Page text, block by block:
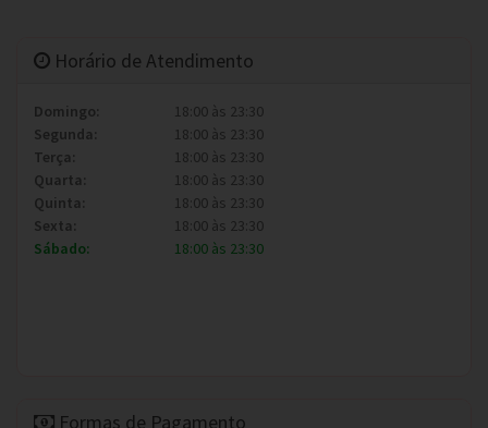
Horário de Atendimento
Domingo:
18:00 às 23:30
Segunda:
18:00 às 23:30
Terça:
18:00 às 23:30
Quarta:
18:00 às 23:30
Quinta:
18:00 às 23:30
Sexta:
18:00 às 23:30
Sábado:
18:00 às 23:30
Formas de Pagamento